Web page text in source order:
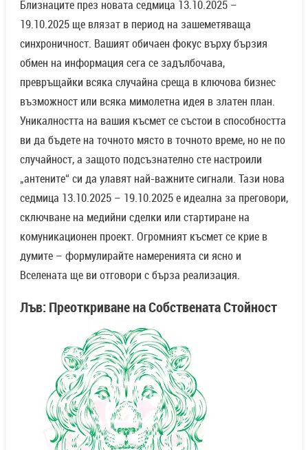
Близнаците през новата седмица 13.10.2025 –
19.10.2025 ще влязат в период на зашеметяваща
синхроничност. Вашият обичаен фокус върху бързия
обмен на информация сега се задълбочава,
превръщайки всяка случайна среща в ключова бизнес
възможност или всяка мимолетна идея в златен план.
Уникалността на вашия късмет се състои в способността
ви да бъдете на точното място в точното време, но не по
случайност, а защото подсъзнателно сте настроили
„антените“ си да улавят най-важните сигнали. Тази нова
седмица 13.10.2025 – 19.10.2025 е идеална за преговори,
сключване на медийни сделки или стартиране на
комуникационен проект. Огромният късмет се крие в
думите – формулирайте намеренията си ясно и
Вселената ще ви отговори с бърза реализация.
Лъв: Преоткриване на Собствената Стойност